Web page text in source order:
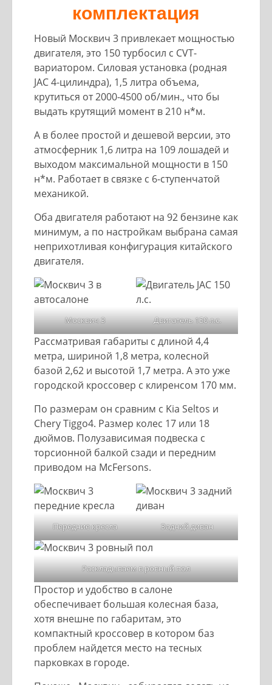
комплектация
Новый Москвич 3 привлекает мощностью
двигателя, это 150 турбосил с CVT-
вариатором. Силовая установка (родная
JAC 4-цилиндра), 1,5 литра объема,
крутиться от 2000-4500 об/мин., что бы
выдать крутящий момент в 210 н*м.
А в более простой и дешевой версии, это
атмосферник 1,6 литра на 109 лошадей и
выходом максимальной мощности в 150
н*м. Работает в связке с 6-ступенчатой
механикой.
Оба двигателя работают на 92 бензине как
минимум, а по настройкам выбрана самая
неприхотливая конфигурация китайского
двигателя.
Москвич 3 Двигатель 150 л.с.
Рассматривая габариты с длиной 4,4
метра, шириной 1,8 метра, колесной
базой 2,62 и высотой 1,7 метра. А это уже
городской кроссовер с клиренсом 170 мм.
По размерам он сравним с Kia Seltos и
Chery Tiggo4. Размер колес 17 или 18
дюймов. Полузависимая подвеска с
торсионной балкой сзади и передним
приводом на McFersons.
Передние кресла Задний диван
Раскладываем в ровный пол
Простор и удобство в салоне
обеспечивает большая колесная база,
хотя внешне по габаритам, это
компактный кроссовер в котором баз
проблем найдется место на тесных
парковках в городе.